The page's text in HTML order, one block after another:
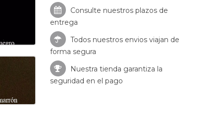
Consulte nuestros plazos de
entrega
Todos nuestros envios viajan de
forma segura
Nuestra tienda garantiza la
seguridad en el pago